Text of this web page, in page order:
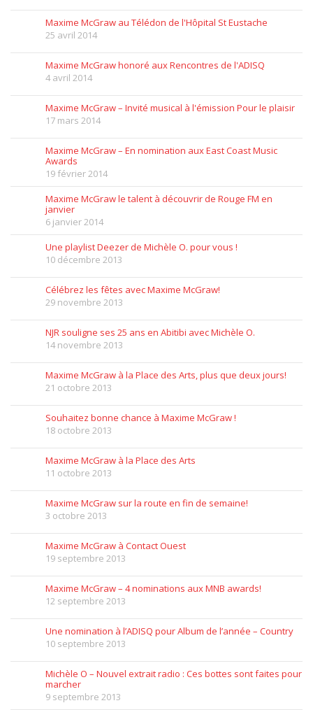
Maxime McGraw au Télédon de l'Hôpital St Eustache
25 avril 2014
Maxime McGraw honoré aux Rencontres de l'ADISQ
4 avril 2014
Maxime McGraw – Invité musical à l'émission Pour le plaisir
17 mars 2014
Maxime McGraw – En nomination aux East Coast Music
Awards
19 février 2014
Maxime McGraw le talent à découvrir de Rouge FM en
janvier
6 janvier 2014
Une playlist Deezer de Michèle O. pour vous !
10 décembre 2013
Célébrez les fêtes avec Maxime McGraw!
29 novembre 2013
NJR souligne ses 25 ans en Abitibi avec Michèle O.
14 novembre 2013
Maxime McGraw à la Place des Arts, plus que deux jours!
21 octobre 2013
Souhaitez bonne chance à Maxime McGraw !
18 octobre 2013
Maxime McGraw à la Place des Arts
11 octobre 2013
Maxime McGraw sur la route en fin de semaine!
3 octobre 2013
Maxime McGraw à Contact Ouest
19 septembre 2013
Maxime McGraw – 4 nominations aux MNB awards!
12 septembre 2013
Une nomination à l’ADISQ pour Album de l’année – Country
10 septembre 2013
Michèle O – Nouvel extrait radio : Ces bottes sont faites pour
marcher
9 septembre 2013